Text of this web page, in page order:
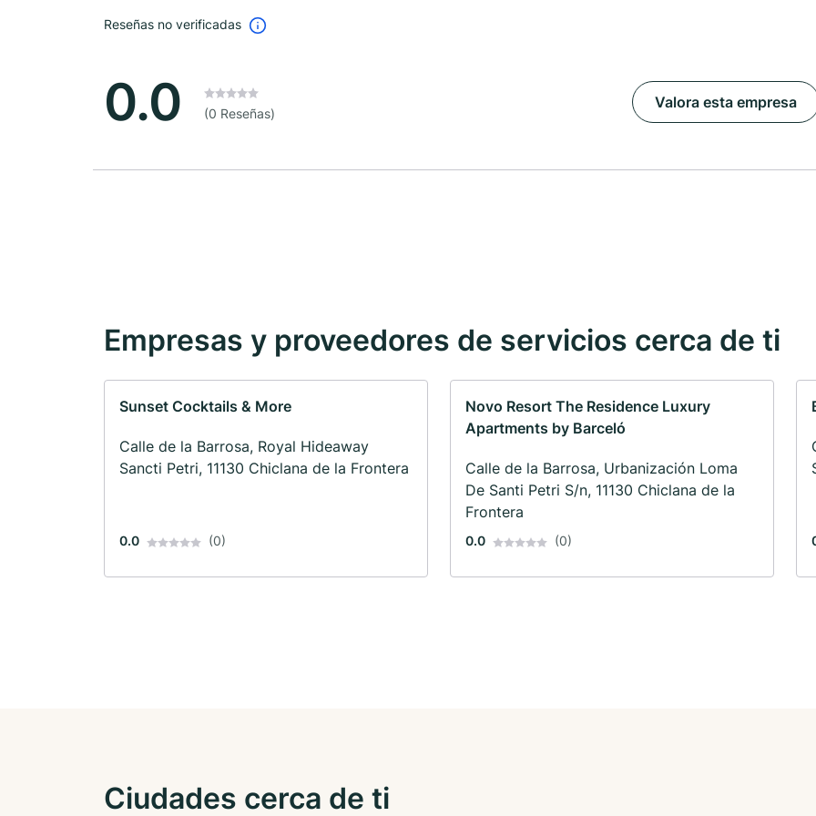
Reseñas no verificadas
0.0 (0 Reseñas)
Valora esta empresa
Empresas y proveedores de servicios cerca de ti
Sunset Cocktails & More
Calle de la Barrosa, Royal Hideaway
Sancti Petri, 11130 Chiclana de la Frontera
0.0 (0)
Novo Resort The Residence Luxury
Apartments by Barceló
Calle de la Barrosa, Urbanización Loma
De Santi Petri S/n, 11130 Chiclana de la
Frontera
0.0 (0)
Ciudades cerca de ti